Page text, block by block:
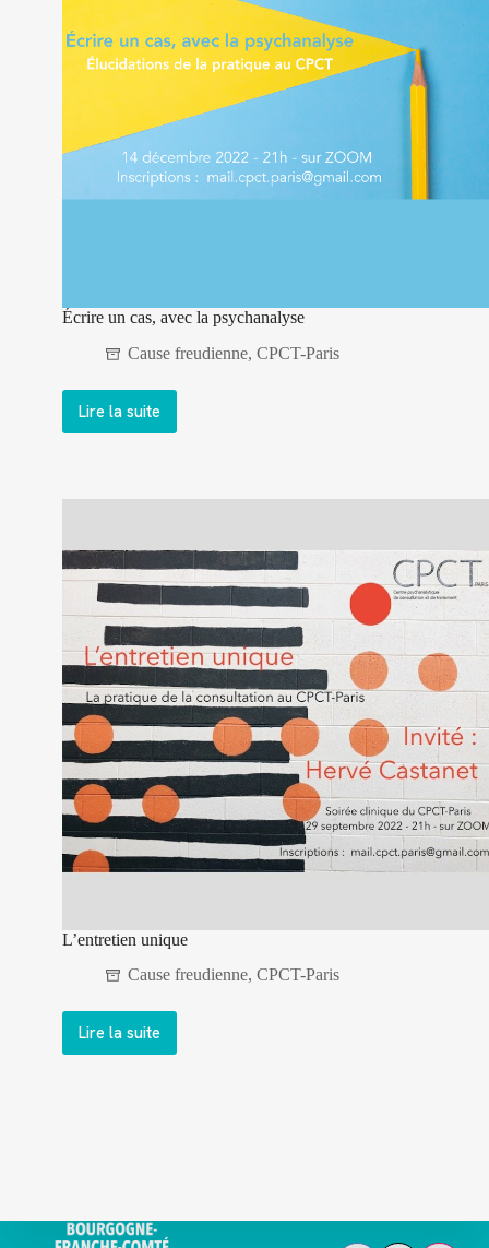
Écrire un cas, avec la psychanalyse
Cause freudienne, CPCT-Paris
Lire la suite
Écrire
L’entretien unique
Cause freudienne, CPCT-Paris
Lire la suite
L’entretien